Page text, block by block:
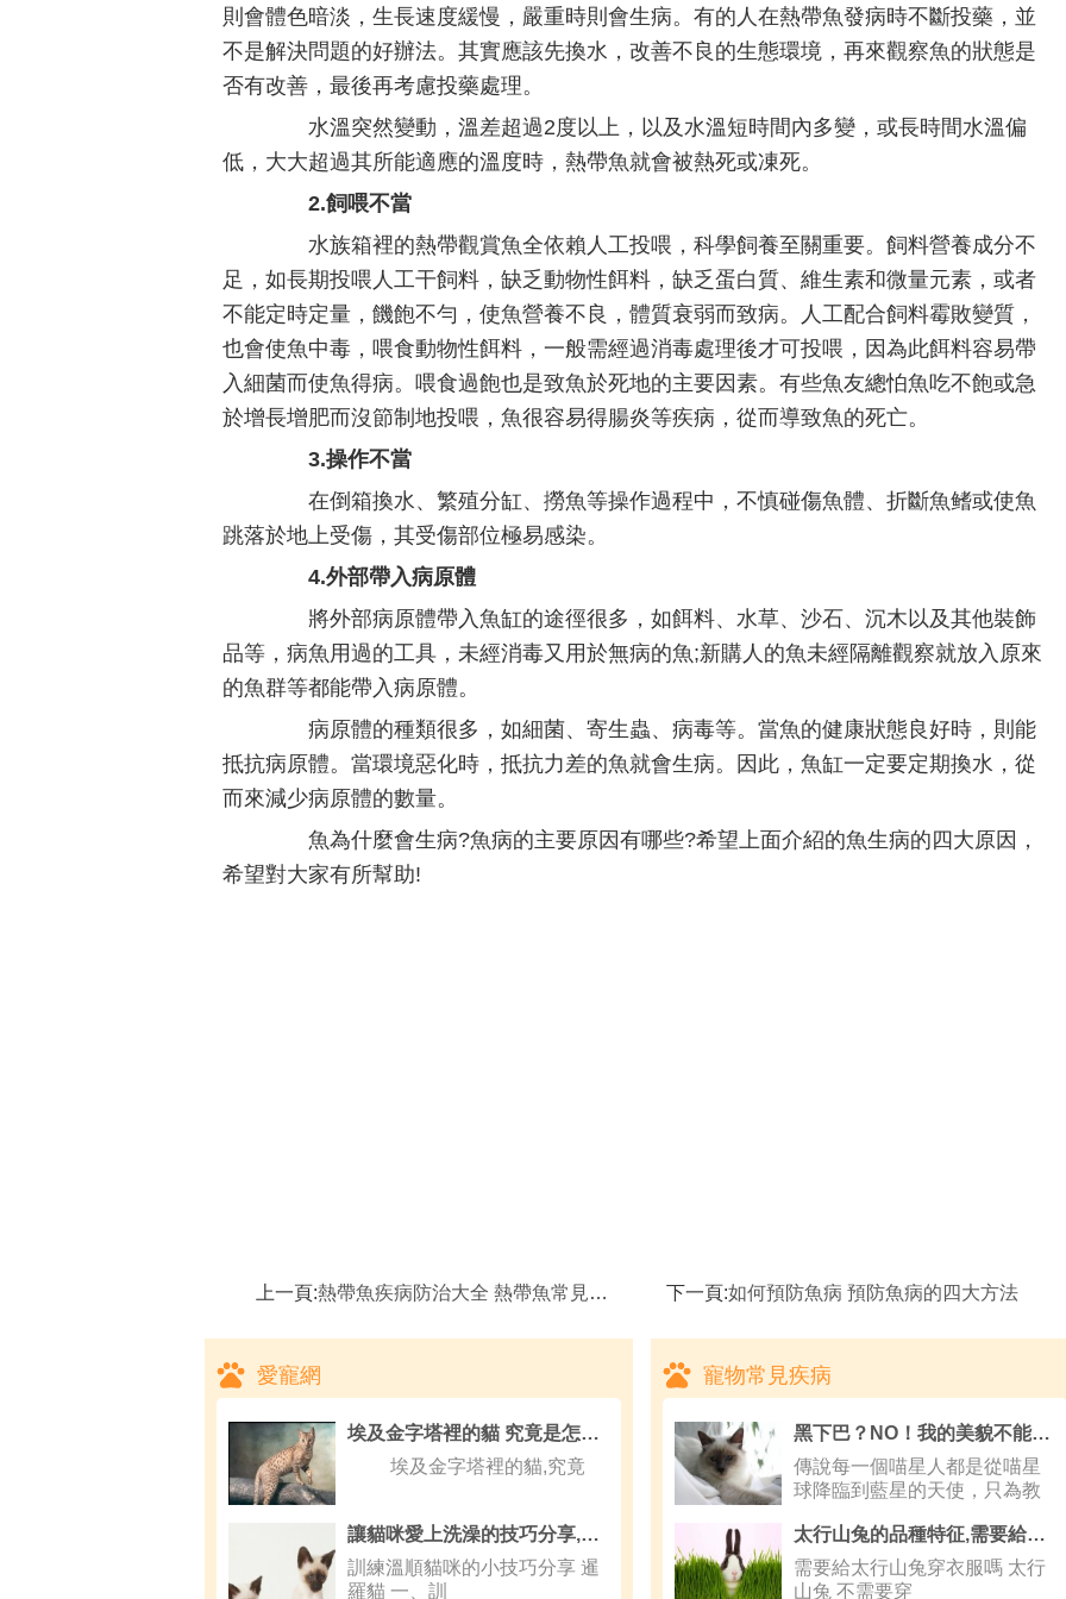
則會體色暗淡，生長速度緩慢，嚴重時則會生病。有的人在熱帶魚發病時不斷投藥，並
不是解決問題的好辦法。其實應該先換水，改善不良的生態環境，再來觀察魚的狀態是
否有改善，最後再考慮投藥處理。
水溫突然變動，溫差超過2度以上，以及水溫短時間內多變，或長時間水溫偏
低，大大超過其所能適應的溫度時，熱帶魚就會被熱死或凍死。
2.飼喂不當
水族箱裡的熱帶觀賞魚全依賴人工投喂，科學飼養至關重要。飼料營養成分不
足，如長期投喂人工干飼料，缺乏動物性餌料，缺乏蛋白質、維生素和微量元素，或者
不能定時定量，饑飽不勻，使魚營養不良，體質衰弱而致病。人工配合飼料霉敗變質，
也會使魚中毒，喂食動物性餌料，一般需經過消毒處理後才可投喂，因為此餌料容易帶
入細菌而使魚得病。喂食過飽也是致魚於死地的主要因素。有些魚友總怕魚吃不飽或急
於增長增肥而沒節制地投喂，魚很容易得腸炎等疾病，從而導致魚的死亡。
3.操作不當
在倒箱換水、繁殖分缸、撈魚等操作過程中，不慎碰傷魚體、折斷魚鳍或使魚
跳落於地上受傷，其受傷部位極易感染。
4.外部帶入病原體
將外部病原體帶入魚缸的途徑很多，如餌料、水草、沙石、沉木以及其他裝飾
品等，病魚用過的工具，未經消毒又用於無病的魚;新購人的魚未經隔離觀察就放入原來
的魚群等都能帶入病原體。
病原體的種類很多，如細菌、寄生蟲、病毒等。當魚的健康狀態良好時，則能
抵抗病原體。當環境惡化時，抵抗力差的魚就會生病。因此，魚缸一定要定期換水，從
而來減少病原體的數量。
魚為什麼會生病?魚病的主要原因有哪些?希望上面介紹的魚生病的四大原因，
希望對大家有所幫助!
上一頁:熱帶魚疾病防治大全 熱帶魚常見疾病及治療方法 下一頁:如何預防魚病 預防魚病的四大方法
愛寵網
埃及金字塔裡的貓 究竟是怎麼一回事
埃及金字塔裡的貓,究竟
讓貓咪愛上洗澡的技巧分享,訓練溫順貓咪的小技巧分享
訓練溫順貓咪的小技巧分享 暹
羅貓 一、訓
寵物常見疾病
黑下巴？NO！我的美貌不能毀！——小粉刺，大學問！貓咪粉刺的解決辦法
傳說每一個喵星人都是從喵星
球降臨到藍星的天使，只為教
太行山兔的品種特征,需要給太行山兔穿衣服嗎
需要給太行山兔穿衣服嗎 太行
山兔 不需要穿